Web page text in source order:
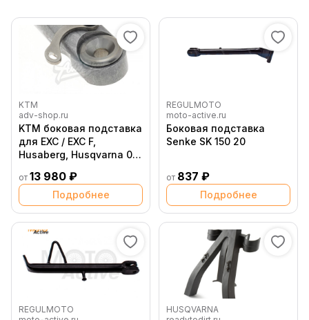
KTM
adv-shop.ru
KTM боковая подставка
для EXC / EXC F,
Husaberg, Husqvarna 08
от 13 980 ₽
Подробнее
REGULMOTO
moto-active.ru
Боковая подставка
Senke SK 150 20
от 837 ₽
Подробнее
REGULMOTO
HUSQVARNA